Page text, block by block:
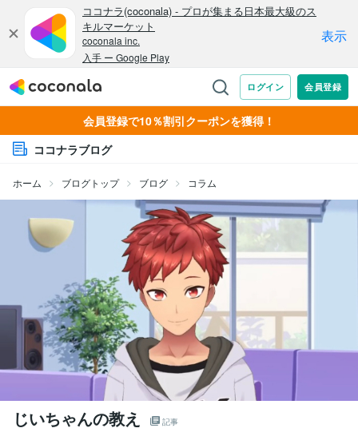
会員登録で10％割引クーポンを獲得！
ココナラブログ
ホーム ブログトップ ブログ コラム
じいちゃんの教え 記事